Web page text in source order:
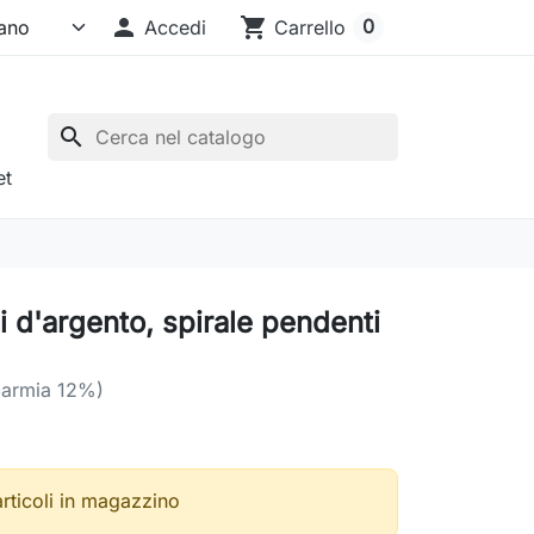
 Accedi shopping_cart Carrello 0
search
d'argento, spirale pendenti
12%)
in magazzino